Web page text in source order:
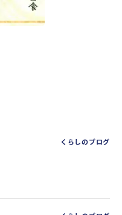
くらしのブログ